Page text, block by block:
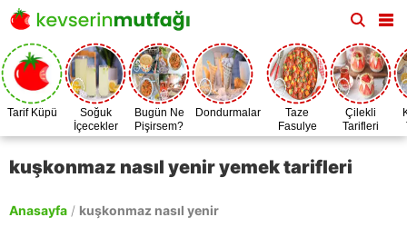
Tarif Küpü
Soğuk
İçecekler
Bugün Ne
Pişirsem?
Dondurmalar
Taze
Fasulye
Zamanı
Çilekli
Tarifleri
kuşkonmaz nasıl yenir yemek tarifleri
Anasayfa / kuşkonmaz nasıl yenir